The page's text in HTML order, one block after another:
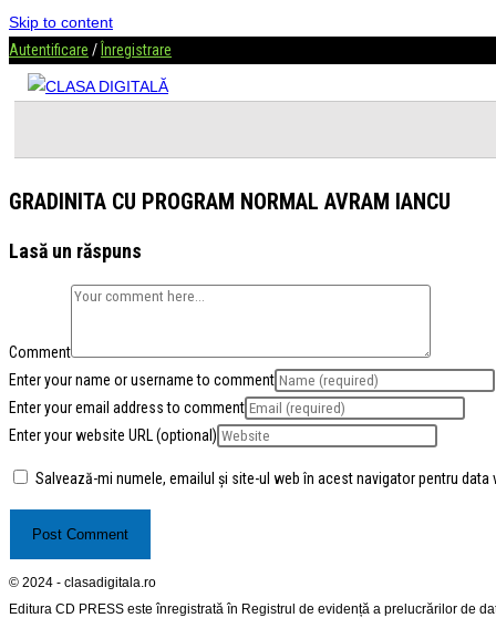
Skip to content
Autentificare / Înregistrare
GRADINITA CU PROGRAM NORMAL AVRAM IANCU
Lasă un răspuns
Comment
Enter your name or username to comment
Enter your email address to comment
Enter your website URL (optional)
Salvează-mi numele, emailul și site-ul web în acest navigator pentru
© 2024 - clasadigitala.ro
Editura CD PRESS este înregistrată în Registrul de evidență a prelucrărilor de